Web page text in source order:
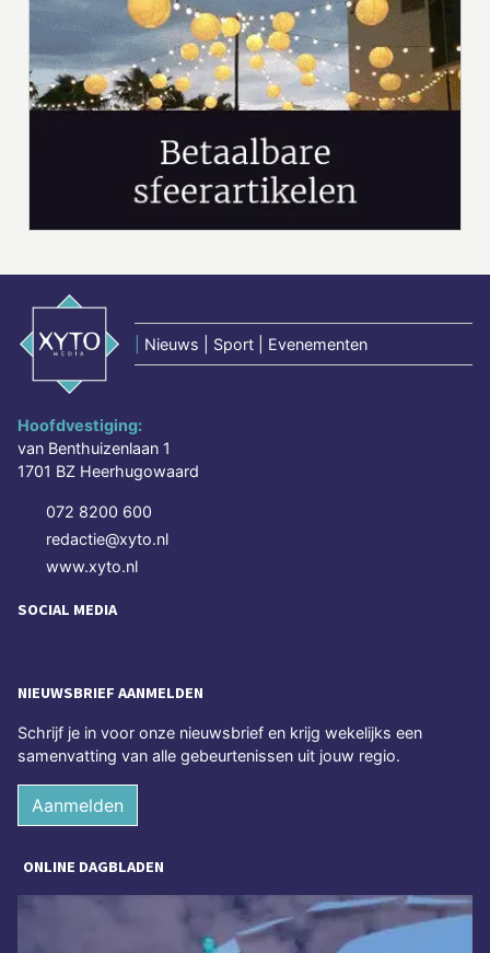
Nieuws | Sport | Evenementen
Hoofdvestiging:
van Benthuizenlaan 1
1701 BZ Heerhugowaard
072 8200 600
redactie@xyto.nl
www.xyto.nl
SOCIAL MEDIA
NIEUWSBRIEF AANMELDEN
Schrijf je in voor onze nieuwsbrief en krijg wekelijks een
samenvatting van alle gebeurtenissen uit jouw regio.
Aanmelden
ONLINE DAGBLADEN